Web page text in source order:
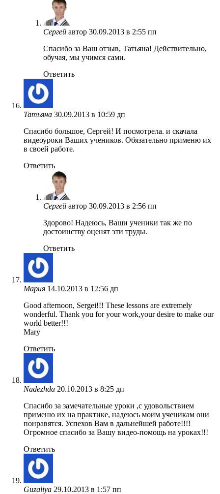
Сергей автор 30.09.2013 в 2:55 пп
Спасибо за Ваш отзыв, Татьяна! Действительно,
обучая, мы учимся сами.
Ответить
Татьяна 30.09.2013 в 10:59 дп
Спасибо большое, Сергей! И посмотрела. и скачала
видеоуроки Ваших учеников. Обязательно применю их
в своей работе.
Ответить
Сергей автор 30.09.2013 в 2:56 пп
Здорово! Надеюсь, Ваши ученики так же по
достоинству оценят эти труды.
Ответить
Мария 14.10.2013 в 12:56 дп
Good afternoon, Sergei!!! These lessons are extremely
wonderful. Thank you for your work,your desire to make our
world better!!!
Mary
Ответить
Nadezhda 20.10.2013 в 8:25 дп
Спасибо за замечательные уроки ,с удовольствием
применю их на практике, надеюсь моим ученикам они
понравятся. Успехов Вам в дальнейшей работе!!!!
Огромное спасибо за Вашу видео-помощь на уроках!!!
Ответить
Guzaliya 29.10.2013 в 1:57 пп